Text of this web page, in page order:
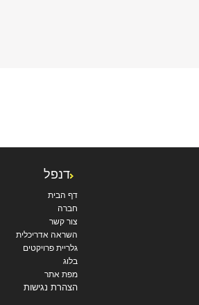
דנפל
דף הבית
חברה
צור קשר
השראה אדריכלית
גלריית פרויקטים
בלוג
מפת אתר
הצהרת נגישות